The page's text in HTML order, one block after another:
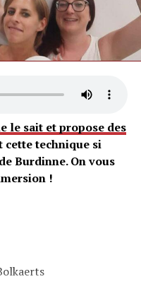
le sait et propose des
cette technique si
Burdinne. On vous
!